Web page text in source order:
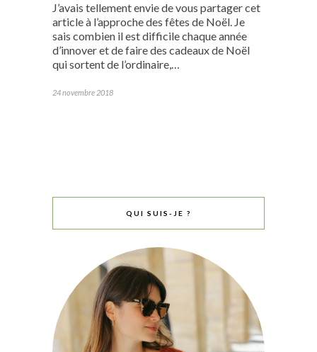
J’avais tellement envie de vous partager cet
article à l’approche des fêtes de Noël. Je
sais combien il est difficile chaque année
d’innover et de faire des cadeaux de Noël
qui sortent de l’ordinaire,…
24 novembre 2018
QUI SUIS-JE ?